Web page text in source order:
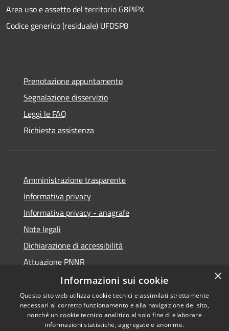
Area uso e assetto del territorio G8PIPX
Codice generico (residuale) UFDSP8
Prenotazione appuntamento
Segnalazione disservizio
Leggi le FAQ
Richiesta assistenza
Amministrazione trasparente
Informativa privacy
Informativa privacy - anagrafe
Note legali
Dichiarazione di accessibilità
Attuazione PNNR
Whistleblowing
×
Informazioni sui cookie
Questo sito web utilizza cookie tecnici e assimilati strettamente
necessari al corretto funzionamento e alla navigazione del sito,
nonché un cookie tecnico analitico al solo fine di elaborare
informazioni statistiche, aggregate e anonime.